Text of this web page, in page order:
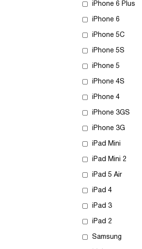
iPhone 6 Plus
iPhone 6
iPhone 5C
iPhone 5S
iPhone 5
iPhone 4S
iPhone 4
iPhone 3GS
iPhone 3G
iPad Mini
iPad Mini 2
iPad 5 Air
iPad 4
iPad 3
iPad 2
Samsung